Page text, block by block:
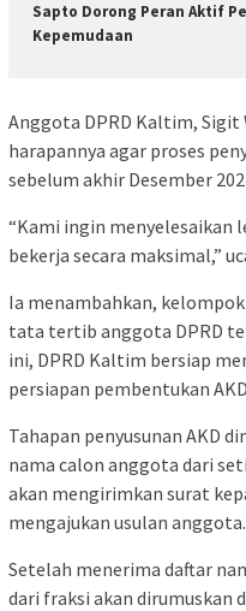
Sapto Dorong Peran Aktif
Kepemudaan
Anggota DPRD Kaltim,
harapannya agar proses
sebelum akhir Desember
“Kami ingin menyelesaikan
bekerja secara maksimal,”
Ia menambahkan,
tata tertib anggota DPRD
ini, DPRD Kaltim bersiap
persiapan pembentukan
Tahapan penyusunan AKD
nama calon anggota dari
akan mengirimkan surat
mengajukan usulan anggota.
Setelah menerima daftar
dari fraksi akan dirumuskan